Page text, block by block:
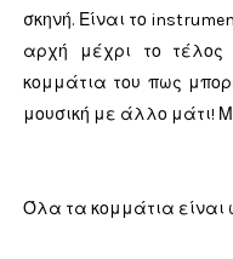
σκηνή. Είναι το
αρχή μέχρι το
κομμάτια του πως
μουσική με άλλο μάτι!
Όλα τα κομμάτια είναι